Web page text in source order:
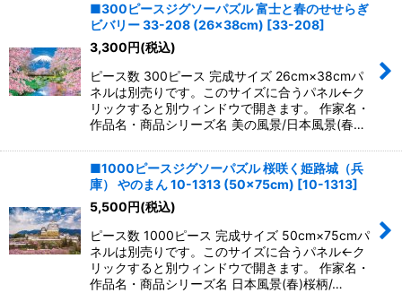
■300ピースジグソーパズル 富士と春のせせらぎ
ビバリー 33-208 (26×38cm) [33-208]
3,300円(税込)
ピース数 300ピース 完成サイズ 26cm×38cmパ
ネルは別売りです。このサイズに合うパネル←ク
リックすると別ウィンドウで開きます。 作家名・
作品名・商品シリーズ名 美の風景/日本風景(春…
■1000ピースジグソーパズル 桜咲く姫路城（兵
庫） やのまん 10-1313 (50×75cm) [10-1313]
5,500円(税込)
ピース数 1000ピース 完成サイズ 50cm×75cmパ
ネルは別売りです。このサイズに合うパネル←ク
リックすると別ウィンドウで開きます。 作家名・
作品名・商品シリーズ名 日本風景(春)桜柄/…